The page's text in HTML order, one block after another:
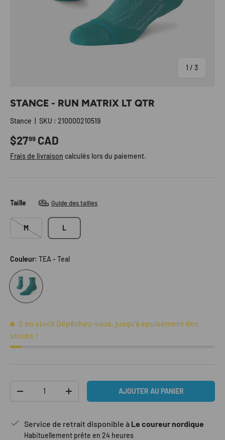
1 / de
3
STANCE - RUN MATRIX LT QTR
Stance SKU : 210000210519
Prix habituel
$2799 CAD
Frais de livraison calculés lors du paiement.
Taille Guide des tailles
M L
Couleur: TEA - Teal
TEA - Teal
2 en stock Dépêchez-vous, jusqu'à épuisement des
stocks !
DIMINUER LA QUANTITÉAUGMENTER LA QUANTITÉAJOUTER AU PANIER
Service de retrait disponible à Le coureur nordique
Habituellement prête en 24 heures